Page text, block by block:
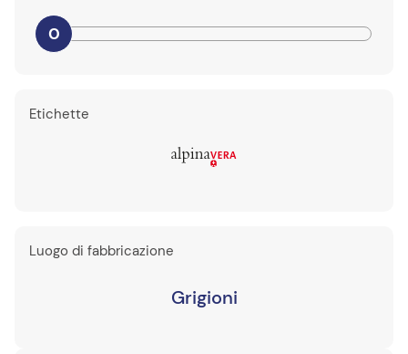
0
Etichette
Luogo di fabbricazione
Grigioni